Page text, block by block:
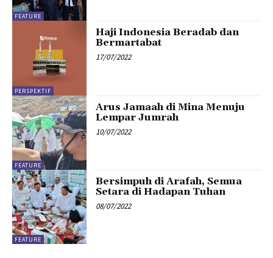
FEATURE
PERSPEKTIF
Haji Indonesia Beradab dan
Bermartabat
17/07/2022
FEATURE
Arus Jamaah di Mina Menuju
Lempar Jumrah
10/07/2022
FEATURE
Bersimpuh di Arafah, Semua
Setara di Hadapan Tuhan
08/07/2022